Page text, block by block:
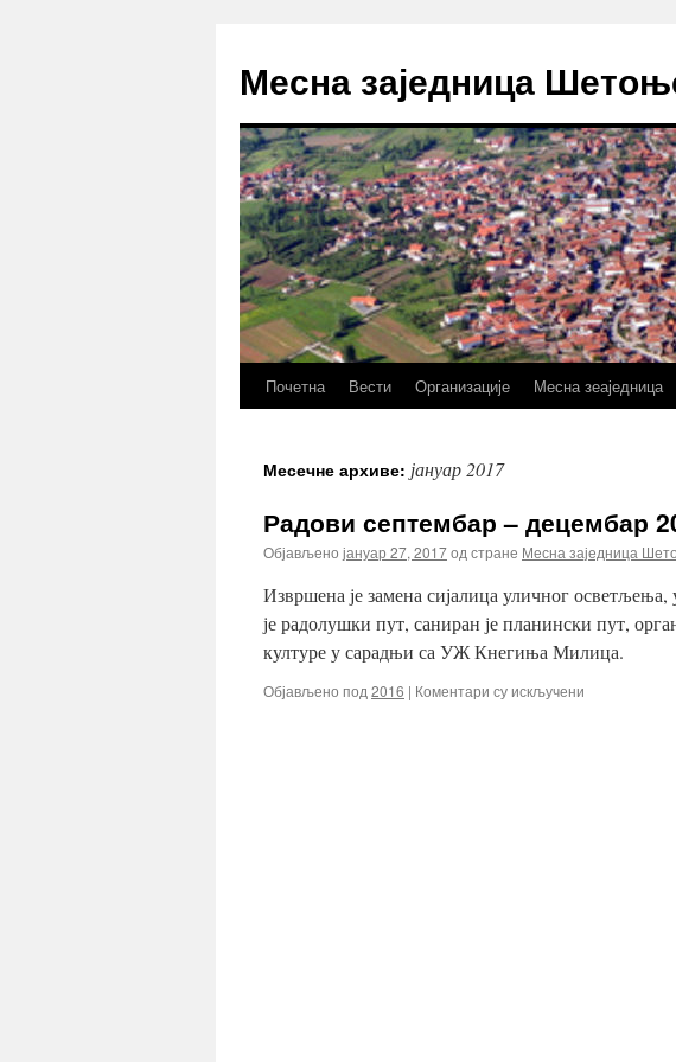
садржај
Месна заједница
Почетна Вести Организације Месна зеаједница
Месечне архиве: јануар 2017
Радови септембар – децембар
Објављено јануар 27, 2017од стране Месна заједница
Извршена је замена сијалица уличног осветљења,
је радолушки пут, саниран је планински пут,
културе у сарадњи са УЖ Кнегиња Милица.
Објављено под 2016 | Коментари су искључени